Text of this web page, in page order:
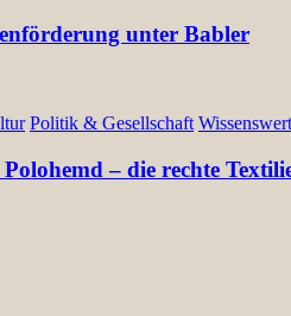
unter Babler
Politik & Gesellschaft
– die rechte